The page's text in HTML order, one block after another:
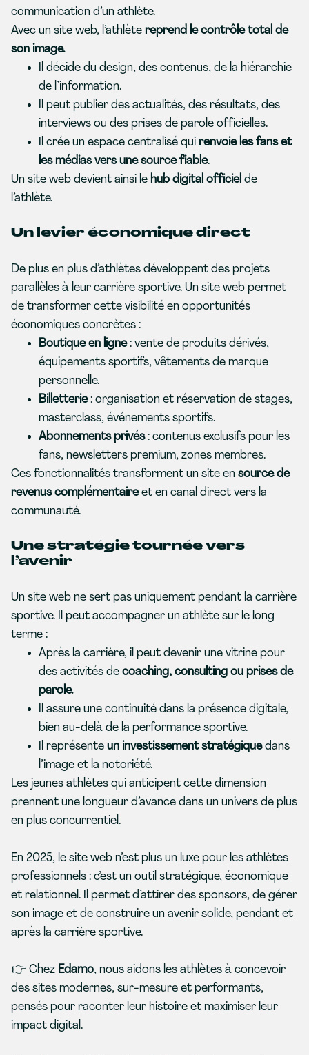
communication d’un athlète.
Avec un site web, l’athlète reprend le contrôle total de
son image.
Il décide du design, des contenus, de la hiérarchie
de l’information.
Il peut publier des actualités, des résultats, des
interviews ou des prises de parole officielles.
Il crée un espace centralisé qui renvoie les fans et
les médias vers une source fiable.
Un site web devient ainsi le hub digital officiel de
l’athlète.
Un levier économique direct
De plus en plus d’athlètes développent des projets
parallèles à leur carrière sportive. Un site web permet
de transformer cette visibilité en opportunités
économiques concrètes :
Boutique en ligne: vente de produits dérivés,
équipements sportifs, vêtements de marque
personnelle.
Billetterie: organisation et réservation de stages,
masterclass, événements sportifs.
Abonnements privés: contenus exclusifs pour les
fans, newsletters premium, zones membres.
Ces fonctionnalités transforment un site en source de
revenus complémentaireet en canal direct vers la
communauté.
Une stratégie tournée vers
l’avenir
Un site web ne sert pas uniquement pendant la carrière
sportive. Il peut accompagner un athlète sur le long
terme :
Après la carrière, il peut devenir une vitrine pour
des activités de coaching, consulting ou prises de
parole.
Il assure une continuité dans la présence digitale,
bien au-delà de la performance sportive.
Il représente un investissement stratégiquedans
l’image et la notoriété.
Les jeunes athlètes qui anticipent cette dimension
prennent une longueur d’avance dans un univers de plus
en plus concurrentiel.
En 2025, le site web n’est plus un luxe pour les athlètes
professionnels : c’est un outil stratégique, économique
et relationnel. Il permet d’attirer des sponsors, de gérer
son image et de construire un avenir solide, pendant et
après la carrière sportive.
👉 Chez Edamo, nous aidons les athlètes à concevoir
des sites modernes, sur-mesure et performants,
pensés pour raconter leur histoire et maximiser leur
impact digital.